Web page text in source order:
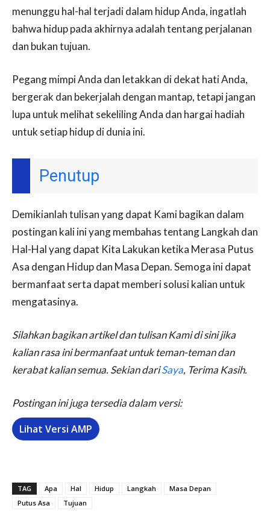
menunggu hal-hal terjadi dalam hidup Anda, ingatlah
bahwa hidup pada akhirnya adalah tentang perjalanan
dan bukan tujuan.
Pegang mimpi Anda dan letakkan di dekat hati Anda,
bergerak dan bekerjalah dengan mantap, tetapi jangan
lupa untuk melihat sekeliling Anda dan hargai hadiah
untuk setiap hidup di dunia ini.
Penutup
Demikianlah tulisan yang dapat Kami bagikan dalam
postingan kali ini yang membahas tentang Langkah dan
Hal-Hal yang dapat Kita Lakukan ketika Merasa Putus
Asa dengan Hidup dan Masa Depan. Semoga ini dapat
bermanfaat serta dapat memberi solusi kalian untuk
mengatasinya.
Silahkan bagikan artikel dan tulisan Kami di sini jika
kalian rasa ini bermanfaat untuk teman-teman dan
kerabat kalian semua. Sekian dariSaya, Terima Kasih.
Postingan ini juga tersedia dalam versi:
Lihat Versi AMP
TAG Apa Hal Hidup Langkah
Masa Depan
Putus Asa
Tujuan